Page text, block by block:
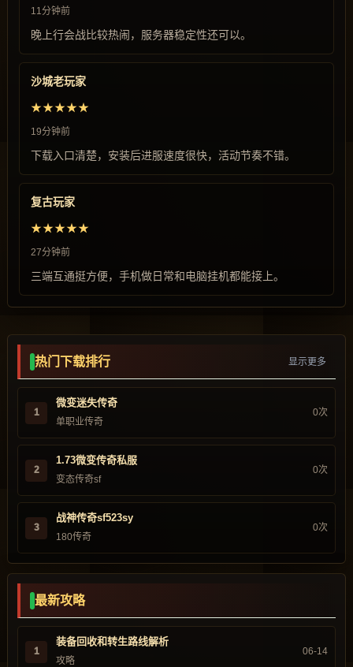
11分钟前
晚上行会战比较热闹，服务器稳定性还可以。
沙城老玩家
★★★★★
19分钟前
下载入口清楚，安装后进服速度很快，活动节奏不错。
复古玩家
★★★★★
27分钟前
三端互通挺方便，手机做日常和电脑挂机都能接上。
热门下载排行 显示更多
1
微变迷失传奇
单职业传奇
0次
2
1.73微变传奇私服
变态传奇sf
0次
3
战神传奇sf523sy
180传奇
0次
最新攻略
1
装备回收和转生路线解析
攻略
06-14